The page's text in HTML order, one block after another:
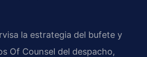
la estrategia del bufete y
Of Counsel del despacho,